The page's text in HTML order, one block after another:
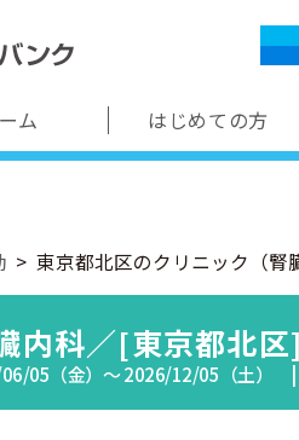
ム はじめての方
東京都北区のクリニック（腎
内科／[東京都北区]
06/05（金）〜 2026/12/05（土